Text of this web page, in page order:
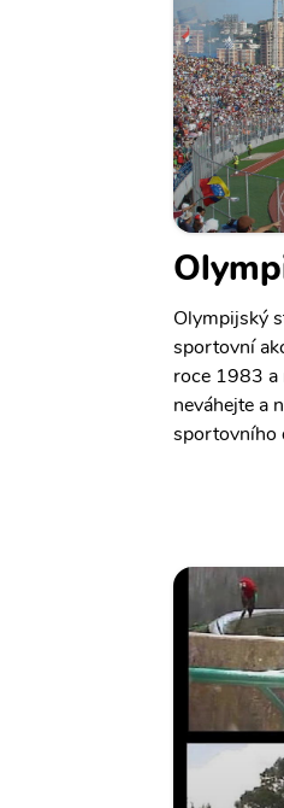
Olympijský
sportovní
roce 1983 a
neváhejte a
sportovního